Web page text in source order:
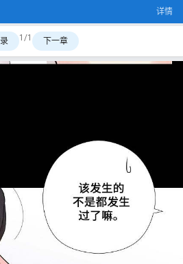
详情
1/1 下一章